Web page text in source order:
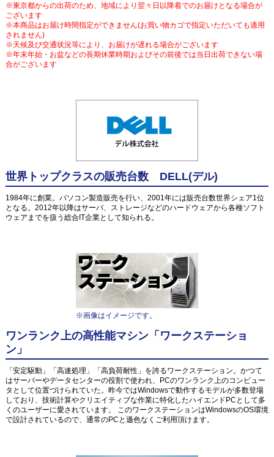
※東京都からの出荷のため、地域により翌々日以降着でのお届けとなる場合が
ございます
※本商品はお届け時間指定ができません(お買い物カゴで指定いただいても適用
されません)
※天候及び交通状況等により、お届けが遅れる場合がございます
※年末年始・お盆などの長期休業時期およびその前後では当日出荷できない場
合がございます
世界トップクラスの販売台数 DELL(デル)
1984年に創業。パソコン製造販売を行い、2001年には販売台数世界シェア1位
となる。2012年以降はサーバ、ストレージなどのハードウェアから各種ソフト
ウェアまでを扱う総合IT企業として知られる。
※画像はイメージです。
ワンランク上の高性能マシン「ワークステーショ
ン」
「安定駆動」「高速処理」「高負荷耐性」を誇るワークステーション。かつて
はサーバーやデータセンターの役割で使われ、PCのワンランク上のコンピュー
タとして位置づけられていた。昨今ではWindowsで動作するモデルが多数登場
しており、技術計算やクリエイティブな作業に特化したハイエンドPCとして多
くのユーザーに愛されています。 このワークステーションはWindowsのOS環境
で設計されているので、通常のPCと遜色なくご利用頂けます。